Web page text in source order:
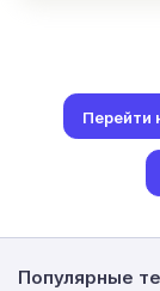
Перейти
Популярные